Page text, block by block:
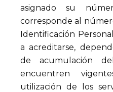
asignado su
corresponde al
Identificación
a acreditarse,
de acumulación
encuentren
utilización de los